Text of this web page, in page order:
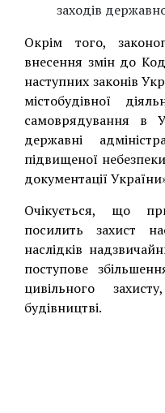
заходів
Окрім того,
внесення змін до
наступних законів
містобудівної
самоврядування в
державні
підвищеної
документації
Очікується, що
посилить захист
наслідків
поступове
цивільного
будівництві.